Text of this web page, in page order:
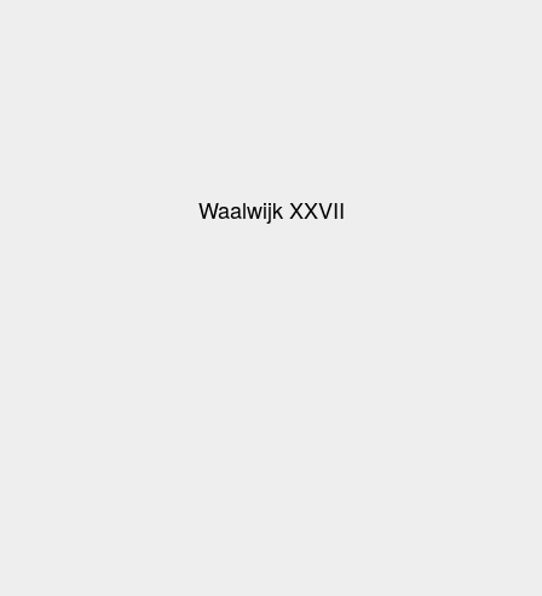
Waalwijk XXVII